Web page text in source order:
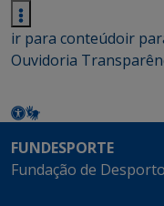
ir para conteúdoir
Ouvidoria
FUNDESPORTE
Fundação de